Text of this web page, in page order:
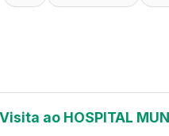
Visita ao HOSPITAL